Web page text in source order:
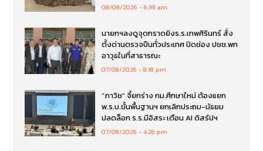
08/08/2026 6:39 am
นายกฯลงดูจุดกราดยิงร.ร.เทพศิรินทร์ สั่ง
ตั้งด่านตรวจปืนทั่วประเทศ ปิดช่อง ปชช.พก
อาวุธในที่สาธารณะ
07/08/2026 8:18 pm
“ภาวิช” จี้ยกร่าง กม.ศึกษาใหม่ ต้องแยก
พ.ร.บ.ขั้นพื้นฐานฯ ยกเลิกประถม-มัธยม
ปลดล็อก ร.ร.มีอิสระ เตือน AI ดิสรัปฯ
07/08/2026 4:26 pm